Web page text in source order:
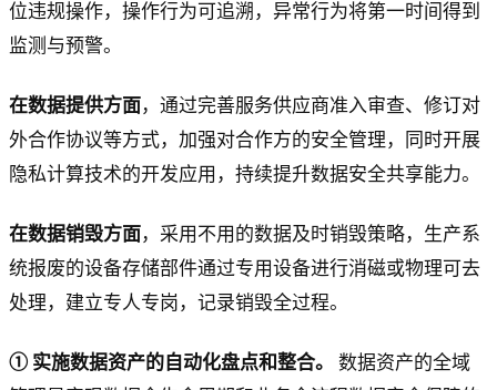
位违规操作，操作行为可追溯，异常行为将第一时间得到
监测与预警。
在数据提供方面，通过完善服务供应商准入审查、修订对
外合作协议等方式，加强对合作方的安全管理，同时开展
隐私计算技术的开发应用，持续提升数据安全共享能力。
在数据销毁方面，采用不用的数据及时销毁策略，生产系
统报废的设备存储部件通过专用设备进行消磁或物理可去
处理，建立专人专岗，记录销毁全过程。
① 实施数据资产的自动化盘点和整合。
数据资产的全域